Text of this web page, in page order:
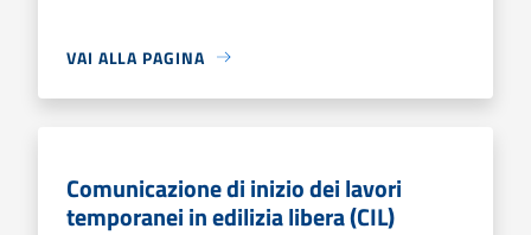
VAI ALLA PAGINA
Comunicazione di inizio dei lavori
temporanei in edilizia libera (CIL)